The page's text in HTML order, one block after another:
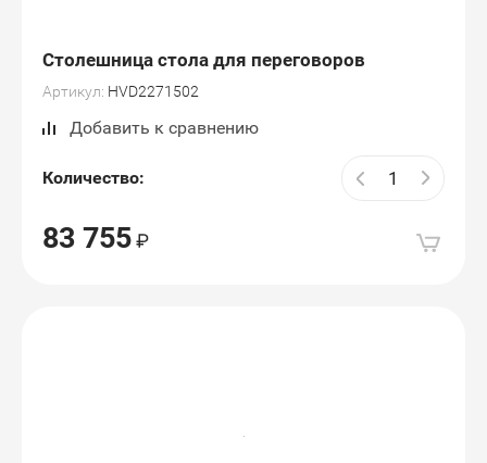
Столешница стола для переговоров
Артикул: HVD2271502
Добавить к сравнению
Количество:
83 755